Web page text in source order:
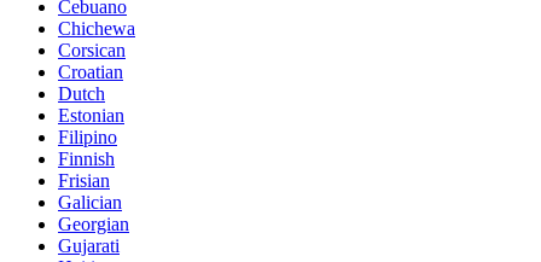
Cebuano
Chichewa
Corsican
Croatian
Dutch
Estonian
Filipino
Finnish
Frisian
Galician
Georgian
Gujarati